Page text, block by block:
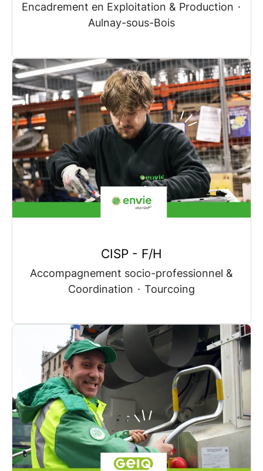
Encadrement en Exploitation & Production ·
Aulnay-sous-Bois
CISP - F/H
Accompagnement socio-professionnel &
Coordination · Tourcoing